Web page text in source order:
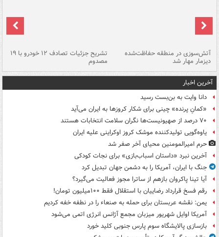
آتش‌سوزی در منطقه حفاظت‌شده
دیزمار مهار شد
تشریح جزئیات تصادف ۱۲ خودرو با ۱۹
مصدوم
آخرین اخبار
دانا وایت به بن‌بست رسید
«کمانِ پرنده» چینی برای شکار کروزها به ایران می‌آید
۷۰ درصد از صهیونیست‌ها نگران سلامت انتخابات هستند
یاوه‌گویی تولیدکننده موشک کروز اوکراینی علیه ایران
حرم امیرالمومنین محیای آخر صفر شد
آخرین نبرد «داستان اسباب‌بازی» برای نجات کودکی
جنگ با ایران، آمریکا را به دشمن جهان تبدیل کرد
آیا تینا پاکروان بازهم از ساترا مجوز فعالیت می‌گیرد؟
رقم فسخ قرارداد رضاییان با استقلال فقط ۱۰۰میلیون تومان!
یمن: نقشه عربستان برای حمله به صنعاء را در نطفه خفه کردیم
آمریکا اوایل شهریور میزبان مجمع آژانس انرژی اتمی می‌شود
بازسازی پالایشگاه سوم پارس جنوبی کلید خورد